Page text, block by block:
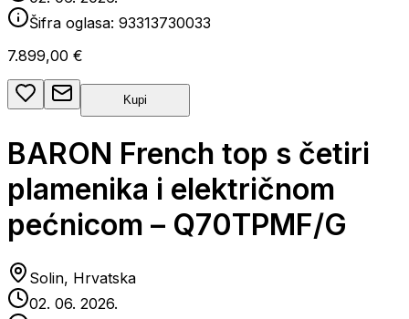
Šifra oglasa: 93313730033
7.899,00 €
Kupi
BARON French top s četiri
plamenika i električnom
pećnicom – Q70TPMF/G
Solin, Hrvatska
02. 06. 2026.